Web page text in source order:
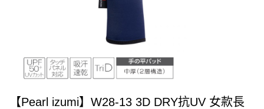
【Pearl izumi】W28-13 3D DRY抗UV 女款長